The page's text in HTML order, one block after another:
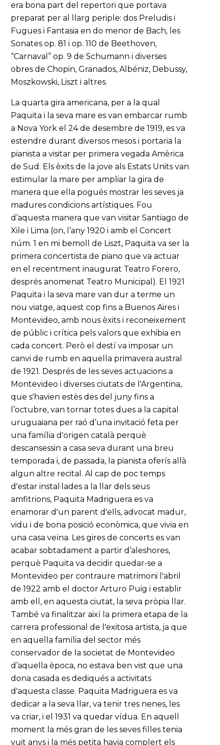
era bona part del repertori que portava
preparat per al llarg periple: dos Preludis i
Fugues i Fantasia en do menor de Bach, les
Sonates op. 81 i op. 110 de Beethoven,
“Carnaval” op. 9 de Schumann i diverses
obres de Chopin, Granados, Albéniz, Debussy,
Moszkowski, Liszt i altres.
La quarta gira americana, per a la qual
Paquita i la seva mare es van embarcar rumb
a Nova York el 24 de desembre de 1919, es va
estendre durant diversos mesos i portaria la
pianista a visitar per primera vegada Amèrica
de Sud. Els èxits de la jove als Estats Units van
estimular la mare per ampliar la gira de
manera que ella pogués mostrar les seves ja
madures condicions artístiques. Fou
d’aquesta manera que van visitar Santiago de
Xile i Lima (on, l’any 1920 i amb el Concert
núm. 1 en mi bemoll de Liszt, Paquita va ser la
primera concertista de piano que va actuar
en el recentment inaugurat Teatro Forero,
després anomenat Teatro Municipal). El 1921
Paquita i la seva mare van dur a terme un
nou viatge, aquest cop fins a Buenos Aires i
Montevideo, amb nous èxits i reconeixement
de públic i crítica pels valors que exhibia en
cada concert. Però el destí va imposar un
canvi de rumb en aquella primavera austral
de 1921. Després de les seves actuacions a
Montevideo i diverses ciutats de l'Argentina,
que s'havien estès des del juny fins a
l’octubre, van tornar totes dues a la capital
uruguaiana per raó d’una invitació feta per
una família d'origen català perquè
descansessin a casa seva durant una breu
temporada i, de passada, la pianista oferís allà
algun altre recital. Al cap de poc temps
d'estar instal·lades a la llar dels seus
amfitrions, Paquita Madriguera es va
enamorar d'un parent d'ells, advocat madur,
vidu i de bona posició econòmica, que vivia en
una casa veïna. Les gires de concerts es van
acabar sobtadament a partir d’aleshores,
perquè Paquita va decidir quedar-se a
Montevideo per contraure matrimoni l'abril
de 1922 amb el doctor Arturo Puig i establir
amb ell, en aquesta ciutat, la seva pròpia llar.
També va finalitzar així la primera etapa de la
carrera professional de l'exitosa artista, ja que
en aquella família del sector més
conservador de la societat de Montevideo
d’aquella època, no estava ben vist que una
dona casada es dediqués a activitats
d'aquesta classe. Paquita Madriguera es va
dedicar a la seva llar, va tenir tres nenes, les
va criar, i el 1931 va quedar vídua. En aquell
moment la més gran de les seves filles tenia
vuit anys i la més petita havia complert els